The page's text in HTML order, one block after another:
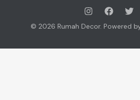
© 2026 Rumah Decor. Powered